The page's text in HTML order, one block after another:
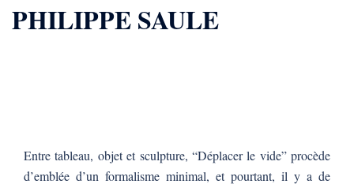
PHILIPPE SAULE
Entre tableau, objet et sculpture, “Déplacer le vide” procède
d’emblée d’un formalisme minimal, et pourtant, il y a de